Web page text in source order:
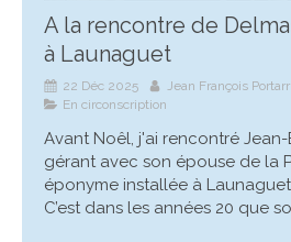
A la rencontre de
à Launaguet
22 Déc 2025
Jean François
En circonscription
Avant Noêl, j'ai rencontré
gérant avec son épouse de la
éponyme installée à
C’est dans les années 20 que